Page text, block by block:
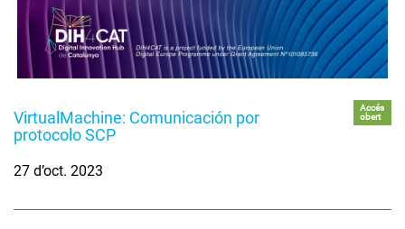
VirtualMachine: Comunicación por
protocolo SCP
Accés
obert
27 d’oct. 2023